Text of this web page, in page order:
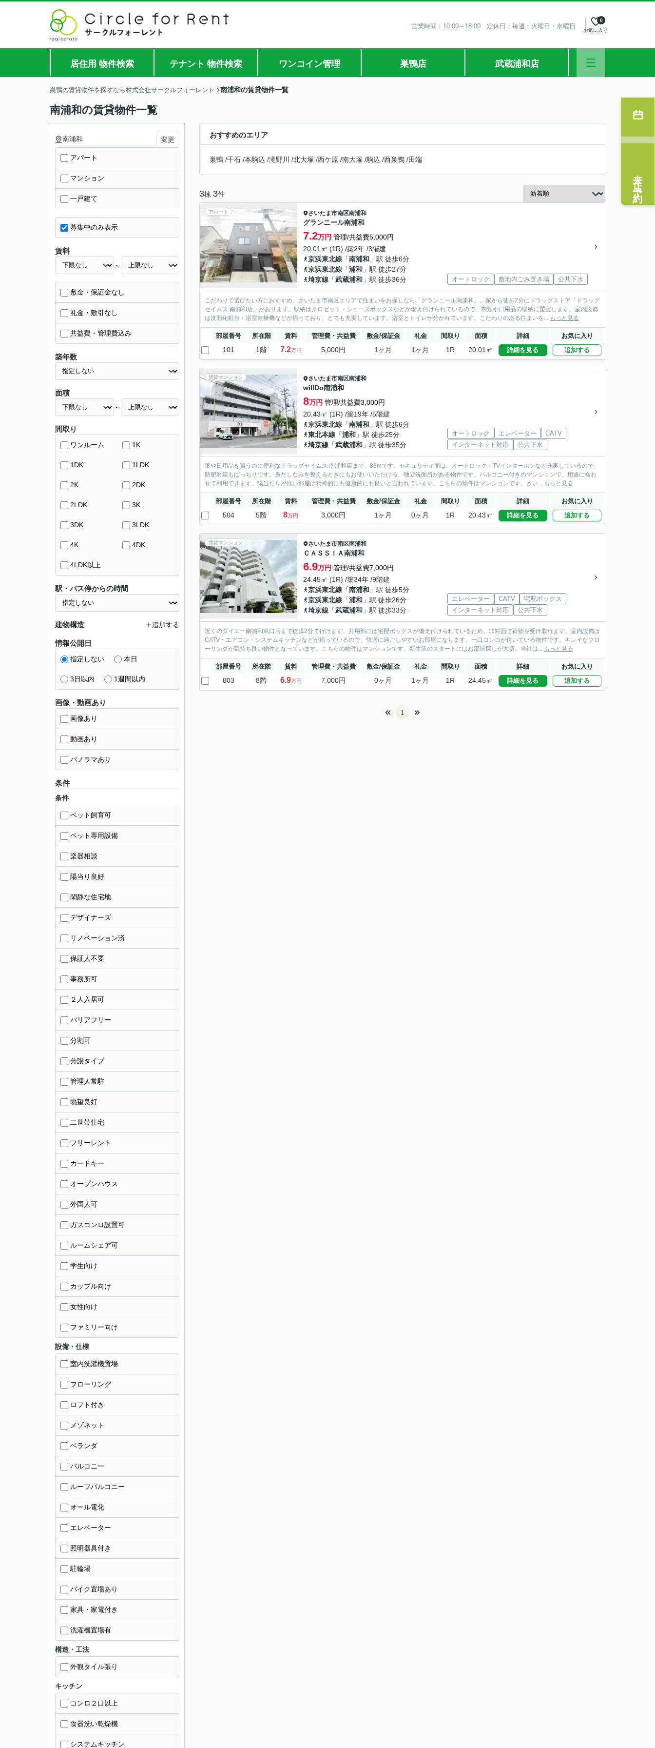
営業時間：10:00～18:00 定休日：毎週：火曜日・水曜日 お気に入り
0
居住用 物件検索 テナント 物件検索 ワンコイン管理 巣鴨店 武蔵浦和店
巣鴨の賃貸物件を探すなら株式会社サークルフォーレント 南浦和の賃貸物件一覧
南浦和の賃貸物件一覧
おすすめのエリア
巣鴨 /千石 /本駒込 /滝野川 /北大塚 /西ケ原 /南大塚 /駒込 /西巣鴨 /田端
3棟 3件
アパート さいたま市南区南浦和
グランニール南浦和
7.2万円 管理/共益費5,000円
20.01㎡ (1R) /築2年 /3階建
京浜東北線 「南浦和 」駅 徒歩6分
京浜東北線 「浦和 」駅 徒歩27分
埼京線 「武蔵浦和 」駅 徒歩36分 オートロック 敷地内ごみ置き場 公共下水
こだわりで選びたい方におすすめ。さいたま市南区エリアで住まいをお探しなら「グランニール南浦和」。家から徒歩2分にドラッグストア「ドラッグ
セイムス 南浦和店」があります。収納はクロゼット・シューズボックスなどが備え付けられているので、衣類や日用品の収納に重宝します。室内設備
は洗面化粧台・浴室乾燥機などが揃っており、とても充実しています。浴室とトイレが分かれています。こだわりのある住まいを... もっと見る
部屋番号 所在階 賃料 管理費・共益費 敷金/保証金 礼金 間取り 面積 詳細 お気に入り
101 1階 7.2万円 5,000円 1ヶ月 1ヶ月 1R 20.01㎡ 詳細を見る 追加する
賃貸マンション さいたま市南区南浦和
willDo南浦和
8万円 管理/共益費3,000円
20.43㎡ (1R) /築19年 /5階建
京浜東北線 「南浦和 」駅 徒歩6分
東北本線 「浦和 」駅 徒歩25分
埼京線 「武蔵浦和 」駅 徒歩35分
オートロック エレベーター
CATV
インターネット対応
公共下水
薬や日用品を買うのに便利なドラッグセイムス 南浦和店まで、83mです。セキュリティ面は、オートロック・TVインターホンなど充実しているので、
防犯対策もばっちりです。身だしなみを整えるときにもお使いいただける、独立洗面所がある物件です。バルコニー付きのマンションで、用途に合わ
せて利用できます。陽当たりが良い部屋は精神的にも健康的にも良いと言われています。こちらの物件はマンションです。さい... もっと見る
部屋番号 所在階 賃料 管理費・共益費 敷金/保証金 礼金 間取り 面積 詳細 お気に入り
504 5階 8万円 3,000円 1ヶ月 0ヶ月 1R 20.43㎡ 詳細を見る 追加する
賃貸マンション さいたま市南区南浦和
ＣＡＳＳＩＡ南浦和
6.9万円 管理/共益費7,000円
24.45㎡ (1R) /築34年 /9階建
京浜東北線 「南浦和 」駅 徒歩5分
京浜東北線 「浦和 」駅 徒歩26分
埼京線 「武蔵浦和 」駅 徒歩33分
エレベーター CATV
宅配ボックス
インターネット対応
公共下水
近くのダイエー南浦和東口店まで徒歩2分で行けます。共用部には宅配ボックスが備え付けられているため、非対面で荷物を受け取れます。室内設備は
CATV・エアコン・システムキッチンなどが揃っているので、快適に過ごしやすいお部屋になります。一口コンロが付いている物件です。キレイなフロ
ーリングが気持ち良い物件となっています。こちらの物件はマンションです。新生活のスタートにはお部屋探しが大切。当社は... もっと見る
部屋番号 所在階 賃料 管理費・共益費 敷金/保証金 礼金 間取り 面積 詳細 お気に入り
803 8階 6.9万円 7,000円 0ヶ月 1ヶ月 1R 24.45㎡ 詳細を見る 追加する
1
南浦和 変更
アパート
マンション
一戸建て
募集中のみ表示
賃料
～
敷金・保証金なし
礼金・敷引なし
共益費・管理費込み
築年数
面積
～
間取り
ワンルーム 1K
1DK 1LDK
2K 2DK
2LDK 3K
3DK 3LDK
4K 4DK
4LDK以上
駅・バス停からの時間
建物構造 追加する
情報公開日
指定しない 本日
3日以内 1週間以内
画像・動画あり
画像あり
動画あり
パノラマあり
条件
条件
ペット飼育可
ペット専用設備
楽器相談
陽当り良好
閑静な住宅地
デザイナーズ
リノベーション済
保証人不要
事務所可
２人入居可
バリアフリー
分割可
分譲タイプ
管理人常駐
眺望良好
二世帯住宅
フリーレント
カードキー
オープンハウス
外国人可
ガスコンロ設置可
ルームシェア可
学生向け
カップル向け
女性向け
ファミリー向け
設備・仕様
室内洗濯機置場
フローリング
ロフト付き
メゾネット
ベランダ
バルコニー
ルーフバルコニー
オール電化
エレベーター
照明器具付き
駐輪場
バイク置場あり
家具・家電付き
洗濯機置場有
構造・工法
外観タイル張り
キッチン
コンロ２口以上
食器洗い乾燥機
システムキッチン
来店予約